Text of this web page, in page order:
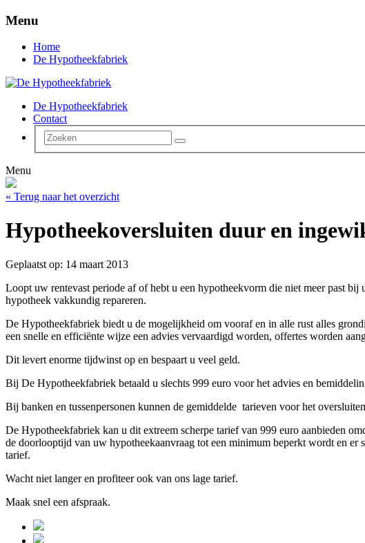
Menu
Home
De Hypotheekfabriek
De Hypotheekfabriek
Contact
Menu
« Terug naar het overzicht
Hypotheekoversluiten duur en
Geplaatst op: 14 maart 2013
Loopt uw rentevast periode af of hebt u een hypotheekvorm die niet meer past
hypotheek vakkundig repareren.
De Hypotheekfabriek biedt u de mogelijkheid om vooraf en in alle rust alles
een snelle en efficiënte wijze een advies vervaardigd worden, offertes worden
Dit levert enorme tijdwinst op en bespaart u veel geld.
Bij De Hypotheekfabriek betaald u slechts 999 euro voor het advies en
Bij banken en tussenpersonen kunnen de gemiddelde tarieven voor het
De Hypotheekfabriek kan u dit extreem scherpe tarief van 999 euro aanbieden
de doorlooptijd van uw hypotheekaanvraag tot een minimum beperkt wordt en
tarief.
Wacht niet langer en profiteer ook van ons lage tarief.
Maak snel een afspraak.